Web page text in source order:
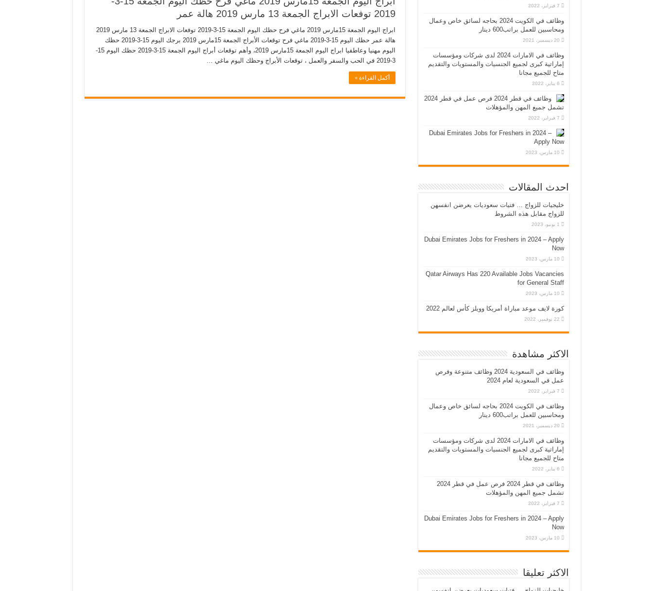
2019 توفعات الابراج الجمعة 13 مارس 2019 هالة عمر
ابراج اليوم الجمعة 15مارس 2019 ماغي فرح حظك اليوم الجمعة 15-3-2019 توفعات الابراج الجمعة 13 مارس 2019
هالة عمر حظك اليوم 15-3-2019 ماغي فرح توقعات الأبراج الجمعة 15مارس 2019 برجك اليوم 15-3-2019 حظك
اليوم مهنيا وعاطفيا ابراج اليوم الجمعة 15مارس 2019، وأهم توقعات أبراج اليوم الجمعة 15-3-2019 حظك اليوم 15-
3-2019 في الحب والسفر والعمل ، توقعات الأبراج وحظك اليوم ماغي …
أكمل القراءة »
7 فبراير، 2022
وظائف في الكويت 2024 بحاجه لسائق خاص وعمال
ومحاسبين للعمل براتب600 دينار
20 ديسمبر، 2021
وظائف في الامارات 2024 لدى شركات ومؤسسات
إماراتية كبرى لجميع الجنسيات والمستويات والتقديم
متاح للجميع مجانا
6 يناير، 2022
وظائف في قطر 2024 فرص عمل في قطر 2024
تشمل جميع المهن والمؤهلات
7 فبراير، 2022
Dubai Emirates Jobs for Freshers in 2024 –
Apply Now
10 مارس، 2023
احدث المقالات
خليجيات للزواج … فتيات سعوديات يعرضن انفسهن
للزواج مقابل هذه الشروط
1 يونيو، 2023
Dubai Emirates Jobs for Freshers in 2024 – Apply
Now
10 مارس، 2023
Qatar Airways Has 220 Available Jobs Vacancies
for General Staff
10 مارس، 2023
كورة لايف موعد مباراة أمريكا وويلز كأس لعالم 2022
22 نوفمبر، 2022
الاكثر مشاهدة
وظائف في السعودية 2024 وظائف متنوعة وفرص
عمل في السعودية لعام 2024
7 فبراير، 2022
وظائف في الكويت 2024 بحاجه لسائق خاص وعمال
ومحاسبين للعمل براتب600 دينار
20 ديسمبر، 2021
وظائف في الامارات 2024 لدى شركات ومؤسسات
إماراتية كبرى لجميع الجنسيات والمستويات والتقديم
متاح للجميع مجانا
6 يناير، 2022
وظائف في قطر 2024 فرص عمل في قطر 2024
تشمل جميع المهن والمؤهلات
7 فبراير، 2022
Dubai Emirates Jobs for Freshers in 2024 – Apply
Now
10 مارس، 2023
الاكثر تعليقا